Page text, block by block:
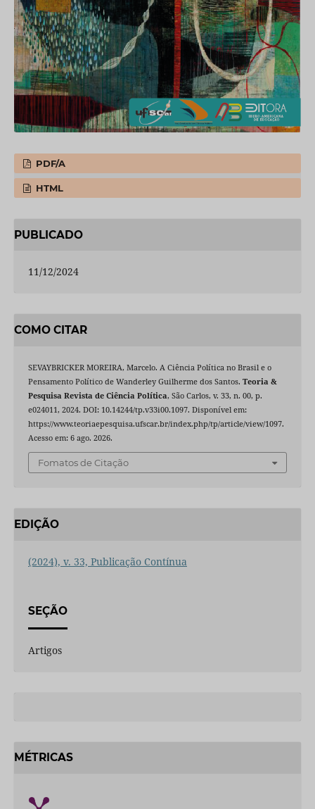
PDF/A
HTML
PUBLICADO
11/12/2024
COMO CITAR
SEVAYBRICKER MOREIRA, Marcelo. A Ciência Política no Brasil e o
Pensamento Político de Wanderley Guilherme dos Santos. Teoria &
Pesquisa Revista de Ciência Política, São Carlos, v. 33, n. 00, p.
e024011, 2024. DOI: 10.14244/tp.v33i00.1097. Disponível em:
https://www.teoriaepesquisa.ufscar.br/index.php/tp/article/view/1097.
Acesso em: 6 ago. 2026.
Fomatos de Citação
EDIÇÃO
(2024), v. 33, Publicação Contínua
SEÇÃO
Artigos
MÉTRICAS